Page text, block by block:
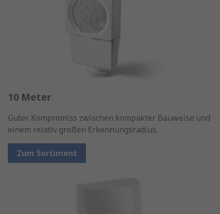
10 Meter
Guter Kompromiss zwischen kompakter Bauweise und
einem relativ großen Erkennungsradius.
Zum Sortiment